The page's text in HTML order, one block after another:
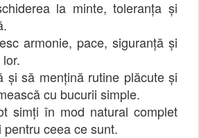
la minte, toleranța și
armonie, pace, siguranță și
și să mențină rutine plăcute și
cu bucurii simple.
simți în mod natural complet
ceea ce sunt.